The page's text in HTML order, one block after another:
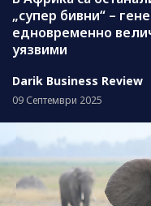
„супер бивни“ –
едновременно
уязвими
Darik Business Review
09 Септември 2025